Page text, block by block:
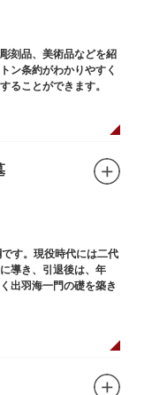
刻品、美術品などを紹
ン条約がわかりやすく
ることができます。
す。現役時代には二代
導き、引退後は、年
出羽海一門の礎を築き